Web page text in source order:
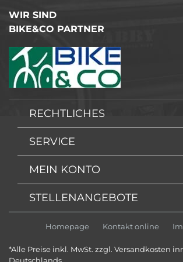
WIR SIND
BIKE&CO PARTNER
RECHTLICHES
SERVICE
MEIN KONTO
STELLENANGEBOTE
Homepage Kontakt online
*Alle Preise inkl. MwSt. zzgl. Versandkosten